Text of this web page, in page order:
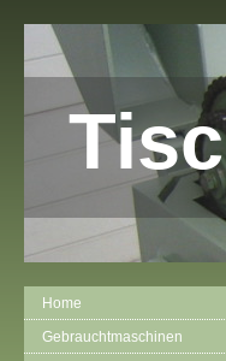
Home
Gebrauchtmaschinen